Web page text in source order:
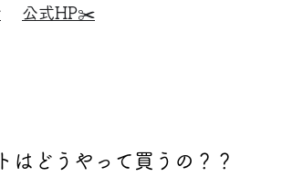
公式HP✂️
はどうやって買うの？？